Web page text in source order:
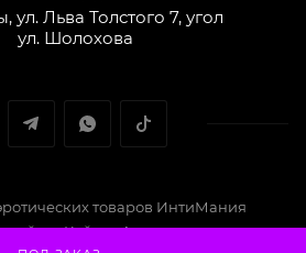
ул. Льва Толстого 7, угол
ул. Шолохова
товаров ИнтиМания
сайта - Кайрат Алматов